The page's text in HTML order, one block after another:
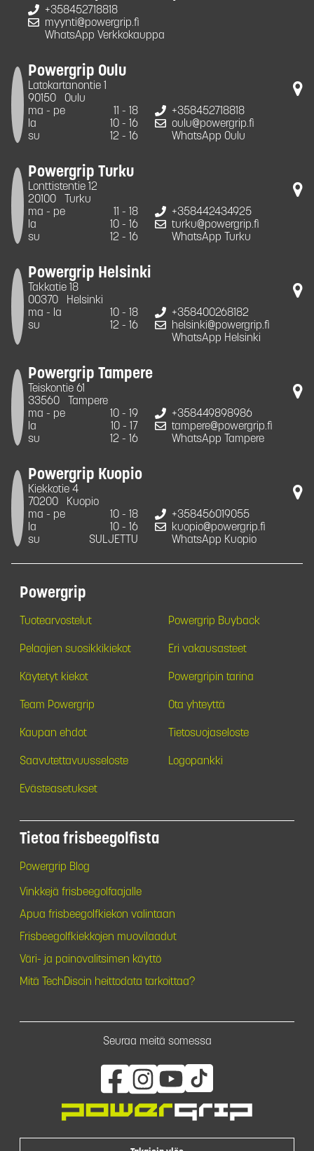
+358452718818
myynti@powergrip.fi
WhatsApp Verkkokauppa
Powergrip Oulu
Latokartanontie 1
90150
Oulu
ma - pe
11 - 18
la
10 - 16
su
12 - 16
+358452718818
oulu@powergrip.fi
WhatsApp Oulu
Powergrip Turku
Lonttistentie 12
20100
Turku
ma - pe
11 - 18
la
10 - 16
su
12 - 16
+358442434925
turku@powergrip.fi
WhatsApp Turku
Powergrip Helsinki
Takkatie 18
00370
Helsinki
ma - la
10 - 18
su
12 - 16
+358400268182
helsinki@powergrip.fi
WhatsApp Helsinki
Powergrip Tampere
Teiskontie 61
33560
Tampere
ma - pe
10 - 19
la
10 - 17
su
12 - 16
+358449898986
tampere@powergrip.fi
WhatsApp Tampere
Powergrip Kuopio
Kiekkotie 4
70200
Kuopio
ma - pe
10 - 18
la
10 - 16
su
SULJETTU
+358456019055
kuopio@powergrip.fi
WhatsApp Kuopio
Powergrip
Tuotearvostelut Powergrip Buyback
Pelaajien suosikkikiekot Eri vakausasteet
Käytetyt kiekot Powergripin tarina
Team Powergrip Ota yhteyttä
Kaupan ehdot Tietosuojaseloste
Saavutettavuusseloste Logopankki
Evästeasetukset
Tietoa frisbeegolfista
Powergrip Blog
Vinkkejä frisbeegolfaajalle
Apua frisbeegolfkiekon valintaan
Frisbeegolfkiekkojen muovilaadut
Väri- ja painovalitsimen käyttö
Mitä TechDiscin heittodata tarkoittaa?
Seuraa meitä somessa